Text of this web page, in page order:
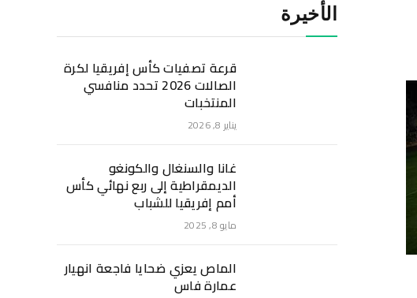
الأخيرة
قرعة تصفيات كأس إفريقيا لكرة
الصالات 2026 تحدد منافسي
المنتخبات
يناير 8, 2026
غانا والسنغال والكونغو
الديمقراطية إلى ربع نهائي كأس
أمم إفريقيا للشباب
مايو 8, 2025
الماص يعزي ضحايا فاجعة انهيار
عمارة فاس